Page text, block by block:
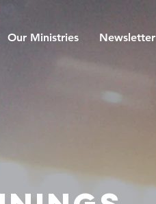
Our Ministries Newsletter